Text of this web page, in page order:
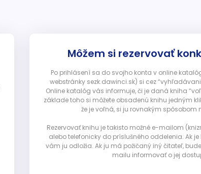
Môžem si rezervovať
Po prihlásení sa do svojho konta v online
webstránky sezk.dawinci.sk) si cez
Online katalóg vás informuje, či je daná kniha
základe toho si môžete obsadenú knihu jedným
že je voľná, si ju rovnakým spôsobom
Rezervovať knihu je takisto možné e-mailom
alebo telefonicky do príslušného oddelenia. Ak
vám ju odložia. Ak ju má požičaný iný čitateľ,
mailu informovať o jej